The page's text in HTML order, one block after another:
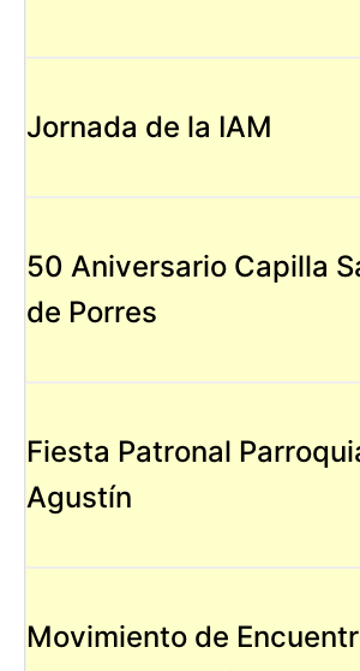
Jornada de la IAM
50 Aniversario Capilla
de Porres
Fiesta Patronal
Agustín
Movimiento de